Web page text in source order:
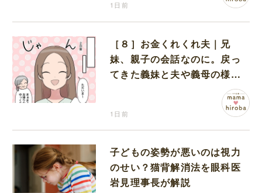
1日前
［８］お金くれくれ夫｜兄
妹、親子の会話なのに。戻っ
てきた義妹と夫や義母の様子
1日前
子どもの姿勢が悪いのは視力
のせい？猫背解消法を眼科医
岩見理事長が解説